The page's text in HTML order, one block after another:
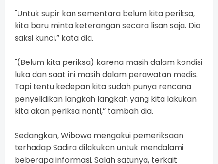
"Untuk supir kan sementara belum kita periksa,
kita baru minta keterangan secara lisan saja. Dia
saksi kunci,” kata dia.
"(Belum kita periksa) karena masih dalam kondisi
luka dan saat ini masih dalam perawatan medis.
Tapi tentu kedepan kita sudah punya rencana
penyelidikan langkah langkah yang kita lakukan
kita akan periksa nanti,” tambah dia.
Sedangkan, Wibowo mengakui pemeriksaan
terhadap Sadira dilakukan untuk mendalami
beberapa informasi. Salah satunya, terkait